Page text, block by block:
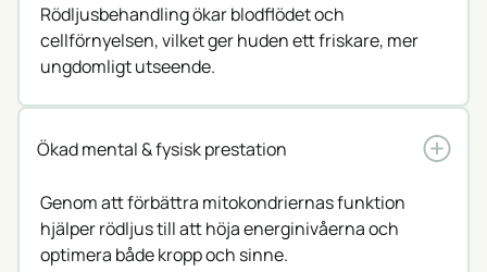
Rödljusbehandling ökar blodflödet och
cellförnyelsen, vilket ger huden ett friskare, mer
ungdomligt utseende.
Ökad mental & fysisk prestation
Genom att förbättra mitokondriernas funktion
hjälper rödljus till att höja energinivåerna och
optimera både kropp och sinne.